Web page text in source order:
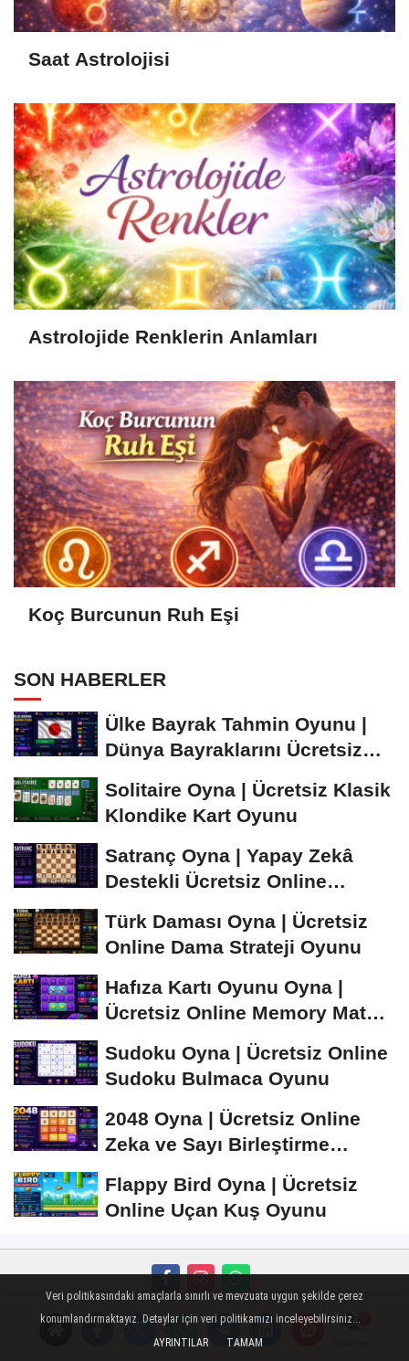
Saat Astrolojisi
Astrolojide Renklerin Anlamları
Koç Burcunun Ruh Eşi
SON HABERLER
Ülke Bayrak Tahmin Oyunu |
Dünya Bayraklarını Ücretsiz
Solitaire Oyna | Ücretsiz Klasik
Klondike Kart Oyunu
Satranç Oyna | Yapay Zekâ
Destekli Ücretsiz Online
Türk Daması Oyna | Ücretsiz
Online Dama Strateji Oyunu
Hafıza Kartı Oyunu Oyna |
Ücretsiz Online Memory Match
Sudoku Oyna | Ücretsiz Online
Sudoku Bulmaca Oyunu
2048 Oyna | Ücretsiz Online
Zeka ve Sayı Birleştirme
Flappy Bird Oyna | Ücretsiz
Online Uçan Kuş Oyunu
Künye İletişim Çerez Politikası Gizlilik İlkeleri
islami sohbet Peugeot Oto Cam
Veri politikasındaki amaçlarla sınırlı ve mevzuata uygun şekilde çerez
konumlandırmaktayız. Detaylar için veri politikamızı inceleyebilirsiniz...
AYRINTILAR
TAMAM